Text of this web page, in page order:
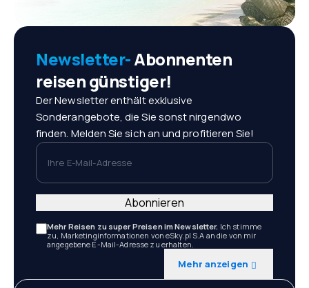
Newsletter-Abonnenten
reisen günstiger!
Der Newsletter enthält exklusive
Sonderangebote, die Sie sonst nirgendwo
finden. Melden Sie sich an und profitieren Sie!
Ihre E-Mail-Adresse
Mehr Reisen zu super Preisen im Newsletter. Ich stimme
zu, Marketinginformationen von eSky.pl S.A an die von mir
angegebene E-Mail-Adresse zu erhalten.
Mehr anzeigen
Abonnieren